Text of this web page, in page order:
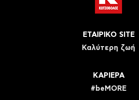
ΕΤΑΙΡΙΚΟ SITE
Καλύτερη ζωή
ΚΑΡΙΕΡΑ
#beMORE